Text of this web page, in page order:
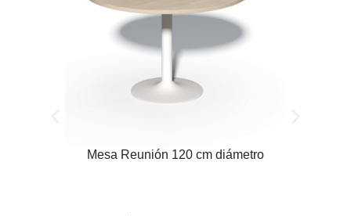
Mesa Reunión 120 cm diámetro